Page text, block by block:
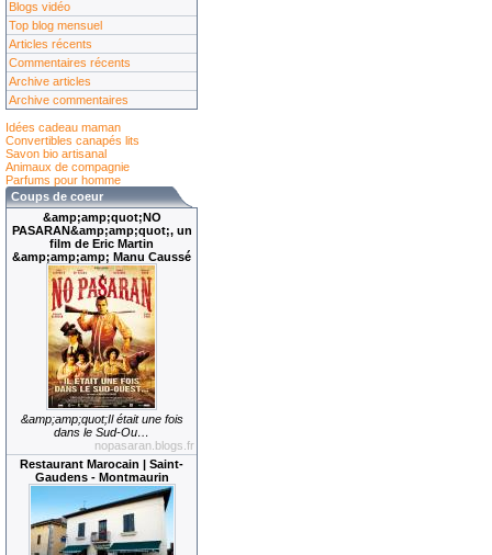
Blogs vidéo
Top blog mensuel
Articles récents
Commentaires récents
Archive articles
Archive commentaires
Idées cadeau maman
Convertibles canapés lits
Savon bio artisanal
Animaux de compagnie
Parfums pour homme
Coups de coeur
&amp;amp;quot;NO
PASARAN&amp;amp;quot;, un
film de Eric Martin
&amp;amp;amp; Manu Caussé
&amp;amp;quot;Il était une fois
dans le Sud-Ou…
nopasaran.blogs.fr
Restaurant Marocain | Saint-
Gaudens - Montmaurin